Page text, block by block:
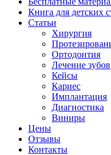
Книга для детских
Статьи
Хирургия
Ортодонтия
Лечение зубов
Кейсы
Кариес
Имплантация
Диагностика
Виниры
Цены
Отзывы
Контакты